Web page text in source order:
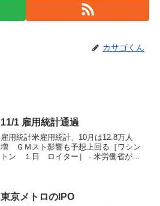
カサゴくん
11/1 雇用統計通過
雇用統計米雇用統計、10月は12.8万人
増 ＧＭスト影響も予想上回る［ワシン
トン １日 ロイター］ - 米労働省が１
ーターズ（ＧＭ）...
東京メトロのIPO